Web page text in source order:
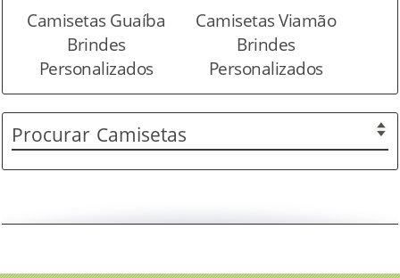
Camisetas Guaíba
Brindes
Personalizados
Camisetas Viamão
Brindes
Personalizados
Procurar Camisetas